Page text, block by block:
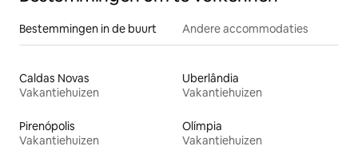
Bestemmingen in de buurt Andere accommodaties
Caldas Novas
Vakantiehuizen
Uberlândia
Vakantiehuizen
Pirenópolis
Vakantiehuizen
Olímpia
Vakantiehuizen